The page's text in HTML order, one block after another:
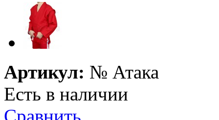
Артикул: № Атака
Есть в наличии
Сравнить